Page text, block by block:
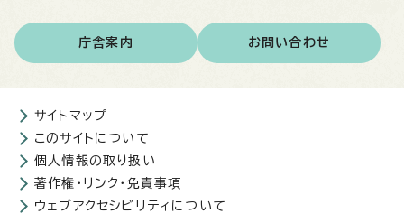
庁舎案内 お問い合わせ
サイトマップ
このサイトについて
個人情報の取り扱い
著作権・リンク・免責事項
ウェブアクセシビリティについて